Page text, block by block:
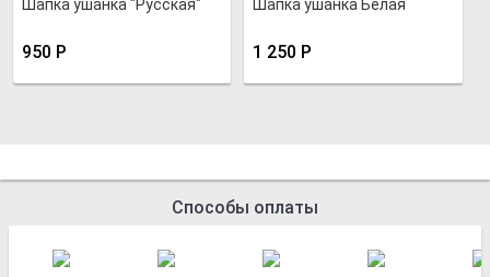
Шапка ушанка "Русская"
950 Р
Шапка ушанка Белая
1 250 Р
Способы оплаты